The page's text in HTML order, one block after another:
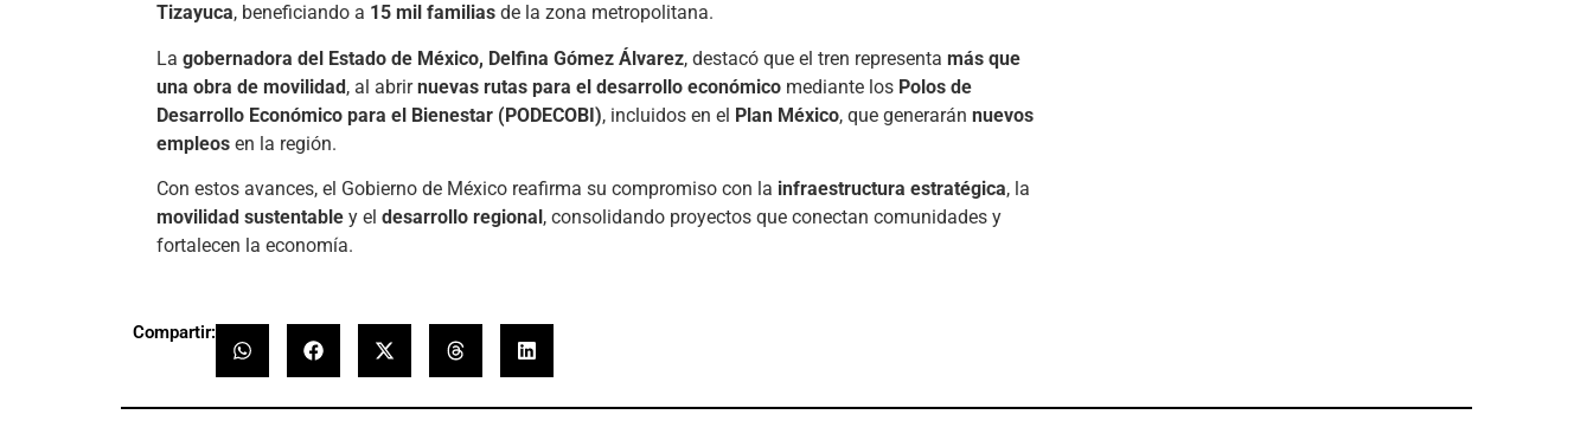
Tizayuca, beneficiando a 15 mil familias de la zona metropolitana.
La gobernadora del Estado de México, Delfina Gómez Álvarez, destacó que el tren representa más que
una obra de movilidad, al abrirnuevas rutas para el desarrollo económico mediante los Polos de
Desarrollo Económico para el Bienestar (PODECOBI), incluidos en el Plan México, que generarán nuevos
empleos en la región.
Con estos avances, el Gobierno de México reafirma su compromiso con la infraestructura estratégica, la
movilidad sustentable y el desarrollo regional, consolidando proyectos que conectan comunidades y
fortalecen la economía.
Compartir: